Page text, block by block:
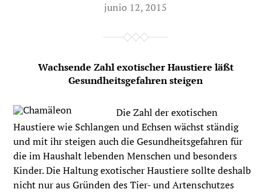
junio 12, 2015
Wachsende Zahl exotischer Haustiere läßt
Gesundheitsgefahren steigen
Die Zahl der exotischen
Haustiere wie Schlangen und Echsen wächst ständig
und mit ihr steigen auch die Gesundheitsgefahren für
die im Haushalt lebenden Menschen und besonders
Kinder. Die Haltung exotischer Haustiere sollte deshalb
nicht nur aus Gründen des Tier- und Artenschutzes